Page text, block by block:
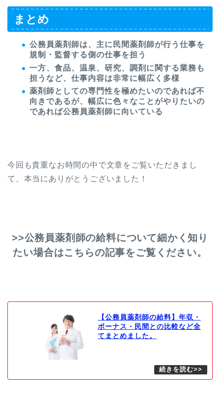
まとめ
公務員薬剤師は、主に民間薬剤師が行う仕事を
規制・監督する側の仕事を担う
一方、食品、温泉、研究、調剤に関する業務も
担うなど、仕事内容は非常に幅広く多様
薬剤師としての専門性を極めたいのであれば不
向きであるが、幅広に色々なことがやりたいの
であれば公務員薬剤師に向いている
今回も貴重なお時間の中で文章をご覧いただきまし
て、本当にありがとうございました！
>>公務員薬剤師の給料について細かく知り
たい場合はこちらの記事をご覧ください。
【公務員薬剤師の給料】年収・
ボーナス・民間との比較など全
てまとめました。